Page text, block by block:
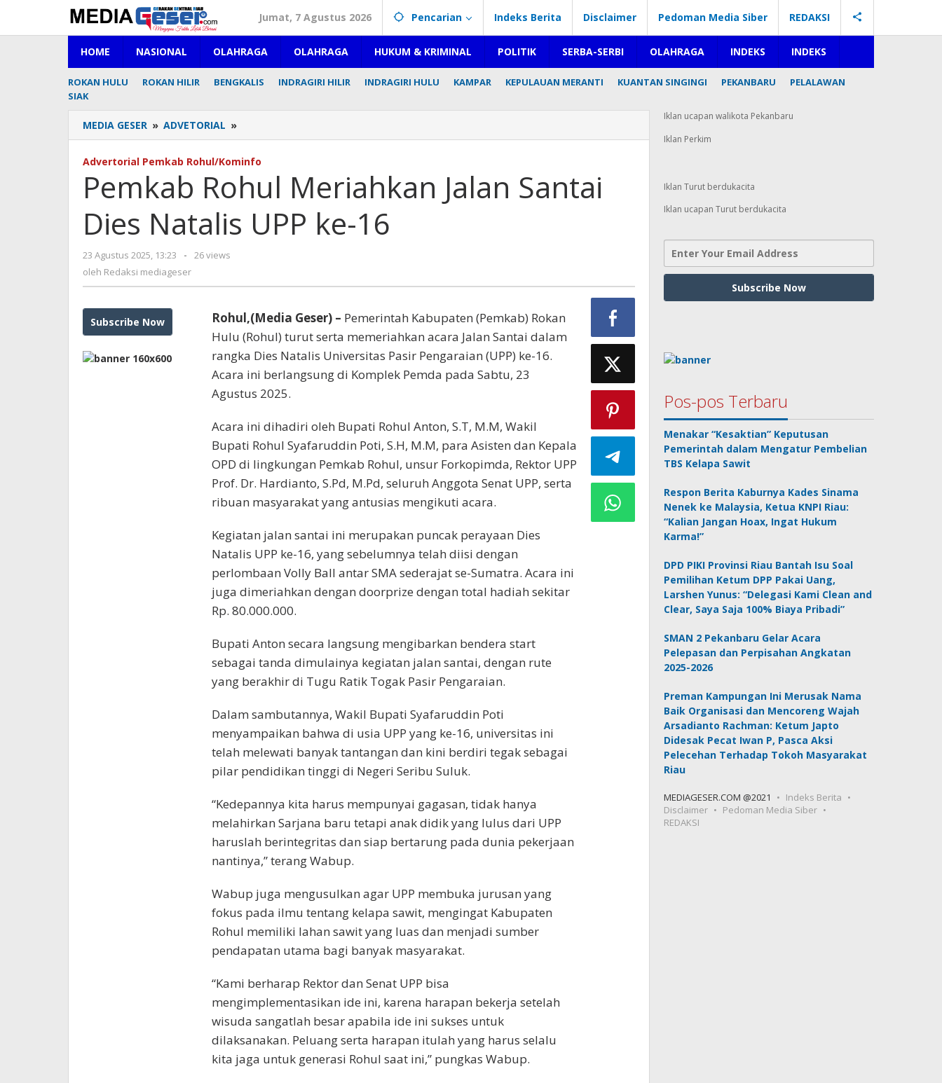
konten
Jumat, 7 Agustus 2026 Pencarian Indeks Berita Disclaimer Pedoman Media Siber REDAKSI
HOME NASIONAL OLAHRAGA OLAHRAGA HUKUM & KRIMINAL POLITIK SERBA-SERBI OLAHRAGA INDEKS INDEKS
ROKAN HULU ROKAN HILIR BENGKALIS INDRAGIRI HILIR INDRAGIRI HULU KAMPAR KEPULAUAN MERANTI KUANTAN SINGINGI PEKANBARU
PELALAWAN
SIAK
MEDIA GESER » ADVETORIAL »
Rohul
Meriahkan
Jalan
Santai
Dies
Natalis
UPP
Advertorial Pemkab Rohul/Kominfo
Pemkab Rohul Meriahkan Jalan Santai
Dies Natalis UPP ke-16
23 Agustus 2025, 13:23
oleh
Redaksi
-
26 views
oleh Redaksi mediageser
Rohul,(Media Geser) – Pemerintah Kabupaten (Pemkab) Rokan
Hulu (Rohul) turut serta memeriahkan acara Jalan Santai dalam
rangka Dies Natalis Universitas Pasir Pengaraian (UPP) ke-16.
Acara ini berlangsung di Komplek Pemda pada Sabtu, 23
Agustus 2025.
Acara ini dihadiri oleh Bupati Rohul Anton, S.T, M.M, Wakil
Bupati Rohul Syafaruddin Poti, S.H, M.M, para Asisten dan Kepala
OPD di lingkungan Pemkab Rohul, unsur Forkopimda, Rektor UPP
Prof. Dr. Hardianto, S.Pd, M.Pd, seluruh Anggota Senat UPP, serta
ribuan masyarakat yang antusias mengikuti acara.
Kegiatan jalan santai ini merupakan puncak perayaan Dies
Natalis UPP ke-16, yang sebelumnya telah diisi dengan
perlombaan Volly Ball antar SMA sederajat se-Sumatra. Acara ini
juga dimeriahkan dengan doorprize dengan total hadiah sekitar
Rp. 80.000.000.
Bupati Anton secara langsung mengibarkan bendera start
sebagai tanda dimulainya kegiatan jalan santai, dengan rute
yang berakhir di Tugu Ratik Togak Pasir Pengaraian.
Dalam sambutannya, Wakil Bupati Syafaruddin Poti
menyampaikan bahwa di usia UPP yang ke-16, universitas ini
telah melewati banyak tantangan dan kini berdiri tegak sebagai
pilar pendidikan tinggi di Negeri Seribu Suluk.
“Kedepannya kita harus mempunyai gagasan, tidak hanya
melahirkan Sarjana baru tetapi anak didik yang lulus dari UPP
haruslah berintegritas dan siap bertarung pada dunia pekerjaan
nantinya,” terang Wabup.
Wabup juga mengusulkan agar UPP membuka jurusan yang
fokus pada ilmu tentang kelapa sawit, mengingat Kabupaten
Rohul memiliki lahan sawit yang luas dan menjadi sumber
pendapatan utama bagi banyak masyarakat.
“Kami berharap Rektor dan Senat UPP bisa
mengimplementasikan ide ini, karena harapan bekerja setelah
wisuda sangatlah besar apabila ide ini sukses untuk
dilaksanakan. Peluang serta harapan itulah yang harus selalu
kita jaga untuk generasi Rohul saat ini,” pungkas Wabup.
Iklan ucapan walikota Pekanbaru
Iklan Perkim
Iklan Turut berdukacita
Iklan ucapan Turut berdukacita
Pos-pos Terbaru
Menakar “Kesaktian” Keputusan
Pemerintah dalam Mengatur Pembelian
TBS Kelapa Sawit
Respon Berita Kaburnya Kades Sinama
Nenek ke Malaysia, Ketua KNPI Riau:
“Kalian Jangan Hoax, Ingat Hukum
Karma!”
DPD PIKI Provinsi Riau Bantah Isu Soal
Pemilihan Ketum DPP Pakai Uang,
Larshen Yunus: “Delegasi Kami Clean and
Clear, Saya Saja 100% Biaya Pribadi”
SMAN 2 Pekanbaru Gelar Acara
Pelepasan dan Perpisahan Angkatan
2025-2026
Preman Kampungan Ini Merusak Nama
Baik Organisasi dan Mencoreng Wajah
Arsadianto Rachman: Ketum Japto
Didesak Pecat Iwan P, Pasca Aksi
Pelecehan Terhadap Tokoh Masyarakat
Riau
MEDIAGESER.COM @2021
Indeks Berita
Disclaimer
Pedoman Media Siber
REDAKSI